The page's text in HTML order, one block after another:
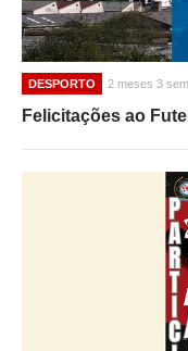
DESPORTO 2 meses 3
Felicitações ao